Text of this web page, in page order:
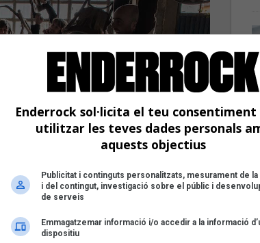
Enderrock sol·licita el teu consentiment
utilitzar les teves dades personals
aquests objectius
Publicitat i continguts personalitzats, mesurament de la
i del contingut, investigació sobre el públic i
de serveis
Emmagatzemar informació i/o accedir a la informació
dispositiu